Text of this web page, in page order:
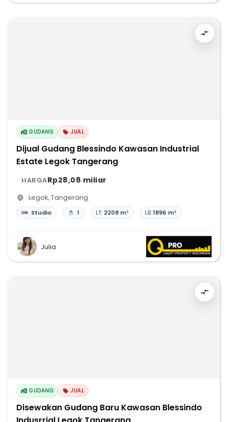
GUDANG JUAL
Dijual Gudang Blessindo Kawasan Industrial
Estate Legok Tangerang
HARGARp28,08 miliar
Legok, Tangerang
Studio 1 LT: 2208 m² LB:1896 m²
Julia
GUDANG JUAL
Disewakan Gudang Baru Kawasan Blessindo